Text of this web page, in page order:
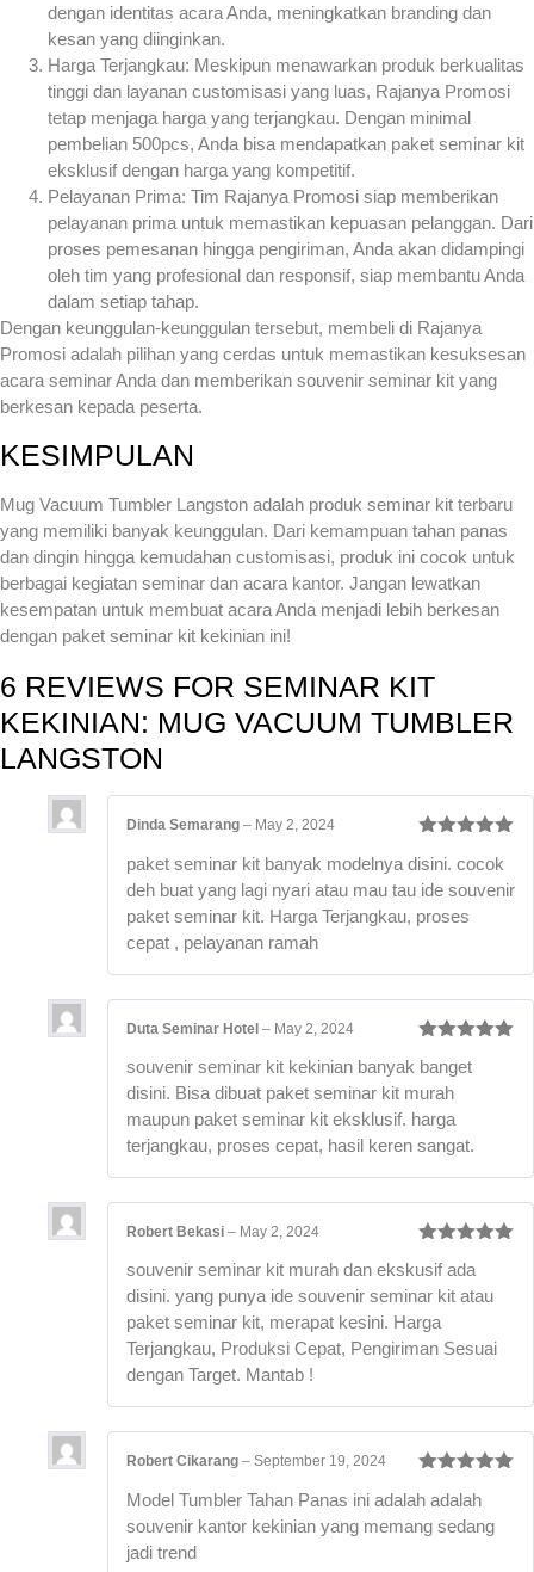
dengan identitas acara Anda, meningkatkan branding dan
kesan yang diinginkan.
Harga Terjangkau: Meskipun menawarkan produk berkualitas
tinggi dan layanan customisasi yang luas, Rajanya Promosi
tetap menjaga harga yang terjangkau. Dengan minimal
pembelian 500pcs, Anda bisa mendapatkan paket seminar kit
eksklusif dengan harga yang kompetitif.
Pelayanan Prima: Tim Rajanya Promosi siap memberikan
pelayanan prima untuk memastikan kepuasan pelanggan. Dari
proses pemesanan hingga pengiriman, Anda akan didampingi
oleh tim yang profesional dan responsif, siap membantu Anda
dalam setiap tahap.
Dengan keunggulan-keunggulan tersebut, membeli di Rajanya
Promosi adalah pilihan yang cerdas untuk memastikan kesuksesan
acara seminar Anda dan memberikan souvenir seminar kit yang
berkesan kepada peserta.
KESIMPULAN
Mug Vacuum Tumbler Langston adalah produk seminar kit terbaru
yang memiliki banyak keunggulan. Dari kemampuan tahan panas
dan dingin hingga kemudahan customisasi, produk ini cocok untuk
berbagai kegiatan seminar dan acara kantor. Jangan lewatkan
kesempatan untuk membuat acara Anda menjadi lebih berkesan
dengan paket seminar kit kekinian ini!
6 REVIEWS FOR SEMINAR KIT
KEKINIAN: MUG VACUUM TUMBLER
LANGSTON
of 5
Dinda Semarang – May 2, 2024
paket seminar kit banyak modelnya disini. cocok
deh buat yang lagi nyari atau mau tau ide souvenir
paket seminar kit. Harga Terjangkau, proses
cepat , pelayanan ramah
of 5
Duta Seminar Hotel – May 2, 2024
souvenir seminar kit kekinian banyak banget
disini. Bisa dibuat paket seminar kit murah
maupun paket seminar kit eksklusif. harga
terjangkau, proses cepat, hasil keren sangat.
of 5
Robert Bekasi – May 2, 2024
souvenir seminar kit murah dan ekskusif ada
disini. yang punya ide souvenir seminar kit atau
paket seminar kit, merapat kesini. Harga
Terjangkau, Produksi Cepat, Pengiriman Sesuai
dengan Target. Mantab !
of 5
Robert Cikarang – September 19, 2024
Model Tumbler Tahan Panas ini adalah adalah
souvenir kantor kekinian yang memang sedang
jadi trend